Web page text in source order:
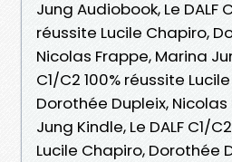
Jung Audiobook, Le DALF
réussite Lucile Chapiro,
Nicolas Frappe, Marina
C1/C2 100% réussite
Dorothée Dupleix,
Jung Kindle, Le DALF C1/
Lucile Chapiro, Dorothée